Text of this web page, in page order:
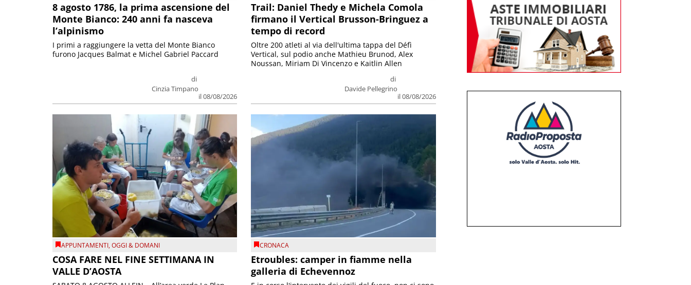
8 agosto 1786, la prima ascensione del
Monte Bianco: 240 anni fa nasceva
l’alpinismo
di
Cinzia Timpano
il 08/08/2026
I primi a raggiungere la vetta del Monte Bianco
furono Jacques Balmat e Michel Gabriel Paccard
Trail: Daniel Thedy e Michela Comola
firmano il Vertical Brusson-Bringuez a
tempo di record
di
Davide Pellegrino
il 08/08/2026
Oltre 200 atleti al via dell'ultima tappa del Défì
Vertical, sul podio anche Mathieu Brunod, Alex
Noussan, Miriam Di Vincenzo e Kaitlin Allen
APPUNTAMENTI,OGGI & DOMANI
COSA FARE NEL FINE SETTIMANA IN
VALLE D’AOSTA
CRONACA
Etroubles: camper in fiamme nella
galleria di Echevennoz